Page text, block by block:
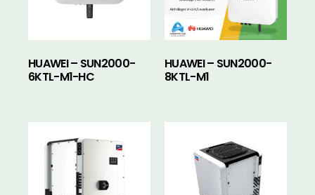
HUAWEI – SUN2000-
6KTL-M1-HC
HUAWEI – SUN2000-
8KTL-M1